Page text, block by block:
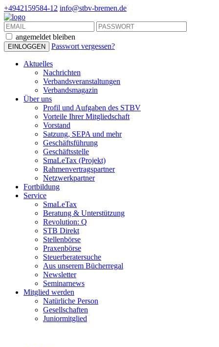
+4942159584-12 info@stbv-bremen.de
angemeldet bleiben
Passwort vergessen?
Aktuelles
Nachrichten
Verbandsveranstaltungen
Verbandsmagazin
Über uns
Profil und Aufgaben des STBV
Vorteile Ihrer Mitgliedschaft
Vorstand
Satzung, SEPA und mehr
Geschäftsführung
Geschäftsstelle
SmaLeTax (Projekt)
Rahmenvertragspartner
Netzwerkpartner
Fortbildung
Service
SmaLeTax
Beratung & Unterstützung
Revolution: Q
STB Direkt
Stellenbörse
Praxenbörse
Steuerberatersuche
Aus unserem Bücherregal
Newsletter
Seminarnews
Mitglied werden
Natürliche Person
Gesellschaften
Juniormitglied